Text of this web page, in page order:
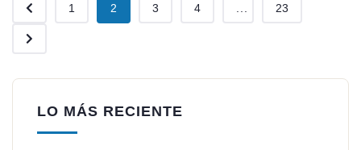
1 2 3 4 23
LO MÁS RECIENTE